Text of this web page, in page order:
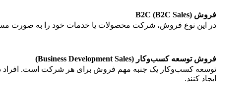
فروش B2C (B2C Sales)
در این نوع فروش، شرکت محصولات یا خدمات خود را به صورت
فروش توسعه کسب‌وکار (Business Development Sales)
توسعه کسب‌وکار یک جنبه مهم فروش برای هر شرکت است. افراد
ایجاد کنند.